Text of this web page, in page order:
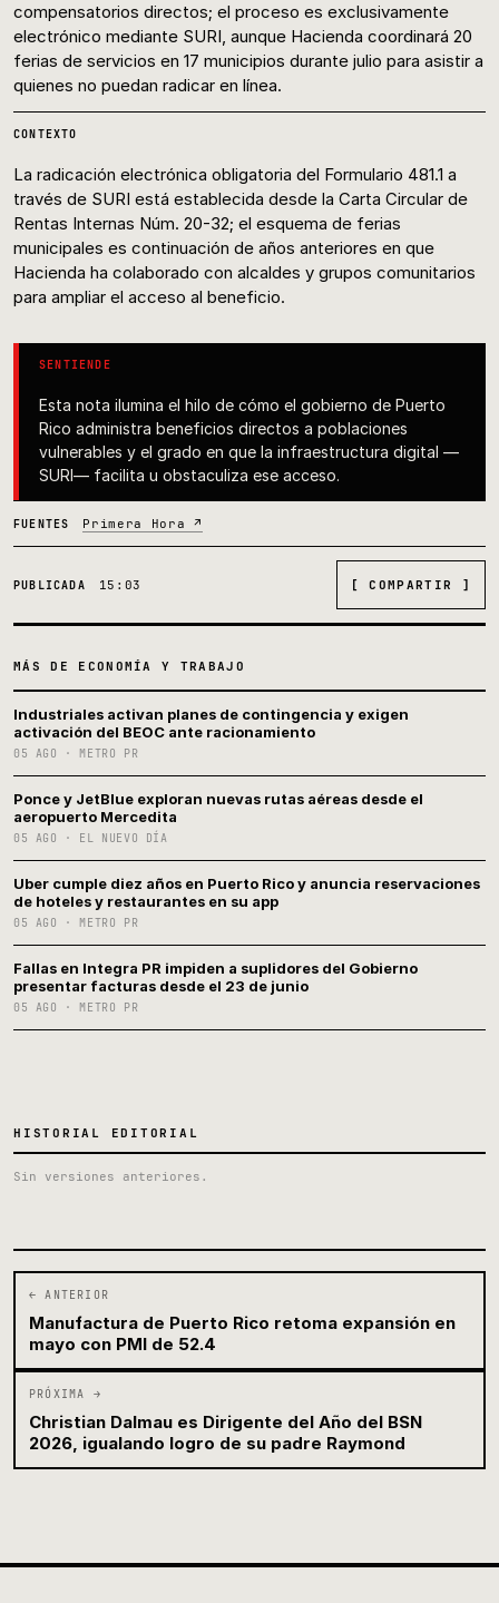
compensatorios directos; el proceso es exclusivamente
electrónico mediante SURI, aunque Hacienda coordinará 20
ferias de servicios en 17 municipios durante julio para asistir a
quienes no puedan radicar en línea.
CONTEXTO
La radicación electrónica obligatoria del Formulario 481.1 a
través de SURI está establecida desde la Carta Circular de
Rentas Internas Núm. 20-32; el esquema de ferias
municipales es continuación de años anteriores en que
Hacienda ha colaborado con alcaldes y grupos comunitarios
para ampliar el acceso al beneficio.
SENTIENDE
Esta nota ilumina el hilo de cómo el gobierno de Puerto
Rico administra beneficios directos a poblaciones
vulnerables y el grado en que la infraestructura digital —
SURI— facilita u obstaculiza ese acceso.
FUENTES Primera Hora ↗
PUBLICADA 15:03 [ COMPARTIR ]
MÁS DE ECONOMÍA Y TRABAJO
Industriales activan planes de contingencia y exigen
activación del BEOC ante racionamiento
05 AGO · METRO PR
Ponce y JetBlue exploran nuevas rutas aéreas desde el
aeropuerto Mercedita
05 AGO · EL NUEVO DÍA
Uber cumple diez años en Puerto Rico y anuncia reservaciones
de hoteles y restaurantes en su app
05 AGO · METRO PR
Fallas en Integra PR impiden a suplidores del Gobierno
presentar facturas desde el 23 de junio
05 AGO · METRO PR
HISTORIAL EDITORIAL
Sin versiones anteriores.
← ANTERIOR
Manufactura de Puerto Rico retoma expansión en
mayo con PMI de 52.4
PRÓXIMA →
Christian Dalmau es Dirigente del Año del BSN
2026, igualando logro de su padre Raymond